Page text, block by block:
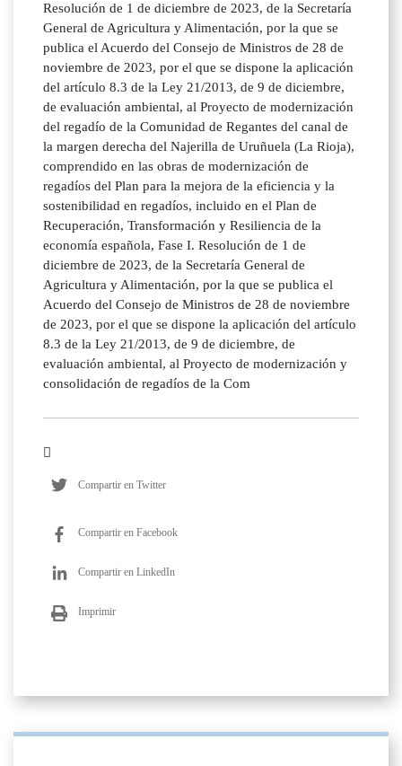
Resolución de 1 de diciembre de 2023, de la Secretaría
General de Agricultura y Alimentación, por la que se
publica el Acuerdo del Consejo de Ministros de 28 de
noviembre de 2023, por el que se dispone la aplicación
del artículo 8.3 de la Ley 21/2013, de 9 de diciembre,
de evaluación ambiental, al Proyecto de modernización
del regadío de la Comunidad de Regantes del canal de
la margen derecha del Najerilla de Uruñuela (La Rioja),
comprendido en las obras de modernización de
regadíos del Plan para la mejora de la eficiencia y la
sostenibilidad en regadíos, incluido en el Plan de
Recuperación, Transformación y Resiliencia de la
economía española, Fase I. Resolución de 1 de
diciembre de 2023, de la Secretaría General de
Agricultura y Alimentación, por la que se publica el
Acuerdo del Consejo de Ministros de 28 de noviembre
de 2023, por el que se dispone la aplicación del artículo
8.3 de la Ley 21/2013, de 9 de diciembre, de
evaluación ambiental, al Proyecto de modernización y
consolidación de regadíos de la Com
Compartir en Twitter
Compartir en Facebook
Compartir en LinkedIn
Imprimir